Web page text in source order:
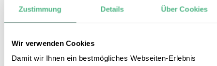
Zustimmung Details Über Cookies
Wir verwenden Cookies
Damit wir Ihnen ein bestmögliches Webseiten-Erlebnis
8 Hobart – zu Gast beim Teufel